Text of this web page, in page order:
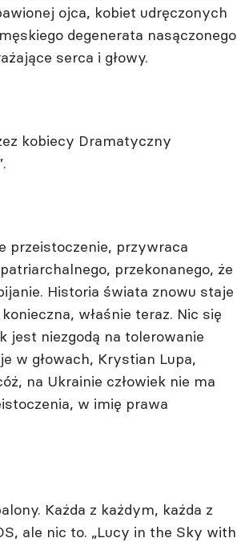
ojca, kobiet udręczonych
degenerata nasączonego
serca i głowy.
kobiecy Dramatyczny
przeistoczenie, przywraca
przekonanego, że
Historia świata znowu staje
właśnie teraz. Nic się
jest niezgodą na tolerowanie
w głowach, Krystian Lupa,
na Ukrainie człowiek nie ma
w imię prawa
Każda z każdym, każda z
ale nic to. „Lucy in the Sky with